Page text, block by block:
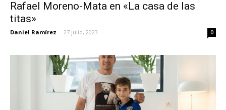
Rafael Moreno-Mata en «La casa de las
titas»
Daniel Ramírez - 27 julio, 2023 0